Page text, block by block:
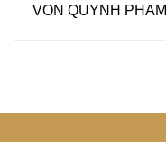
VON QUYNH PHAM